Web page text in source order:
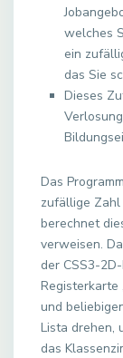
welches
ein
das Sie
Dieses
Das
zufällige Zahl
berechnet
verweisen.
der CSS3-
Registerkarte
und
Lista drehen,
das